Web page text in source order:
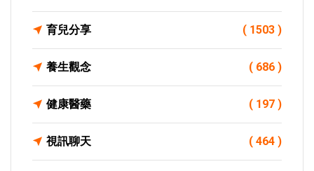
育兒分享 ( 1503 )
養生觀念 ( 686 )
健康醫藥 ( 197 )
視訊聊天 ( 464 )